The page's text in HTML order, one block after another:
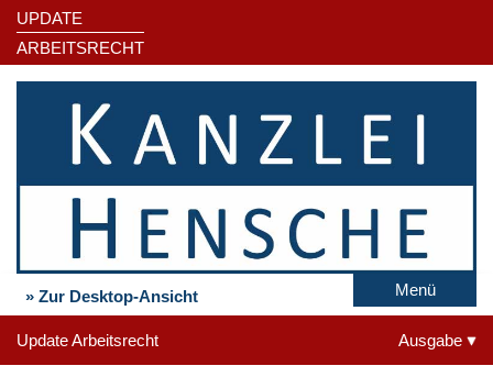
UPDATE
ARBEITSRECHT
» Zur Desktop-Ansicht Menü
Update Arbeitsrecht Ausgabe